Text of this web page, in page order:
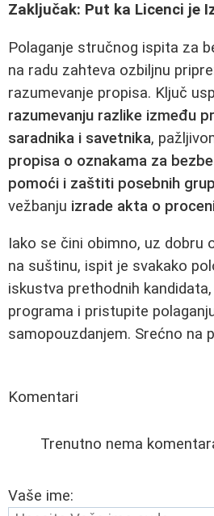
Zaključak: Put ka Licenci je
Polaganje stručnog ispita za
na radu zahteva ozbiljnu
razumevanje propisa. Ključ
razumevanju razlike između
saradnika i savetnika,
propisa o oznakama za
pomoći i zaštiti posebnih
vežbanju izrade akta o
Iako se čini obimno, uz dobru
na suštinu, ispit je svakako
iskustva prethodnih
programa i pristupite
samopouzdanjem. Srećno na
Komentari
Trenutno nema
Vaše ime: